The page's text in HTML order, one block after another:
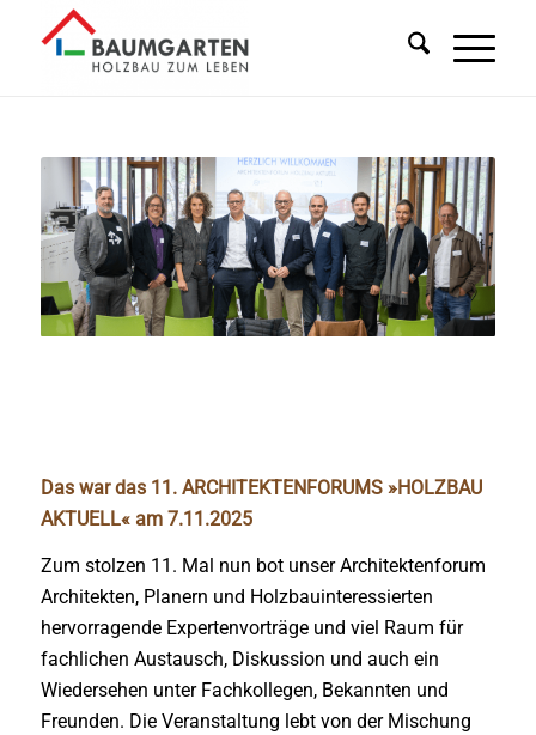
Das war das 11. ARCHITEKTENFORUMS »HOLZBAU
AKTUELL« am 7.11.2025
Zum stolzen 11. Mal nun bot unser Architektenforum
Architekten, Planern und Holzbauinteressierten
hervorragende Expertenvorträge und viel Raum für
fachlichen Austausch, Diskussion und auch ein
Wiedersehen unter Fachkollegen, Bekannten und
Freunden. Die Veranstaltung lebt von der Mischung